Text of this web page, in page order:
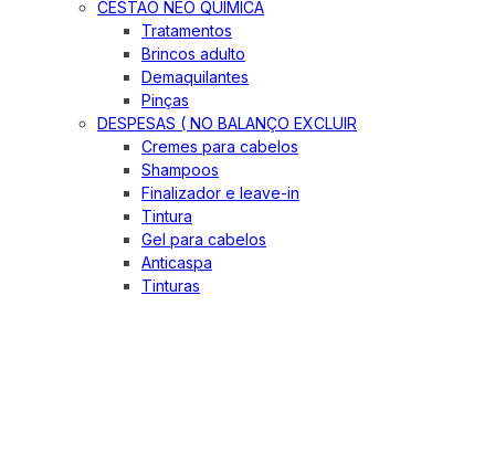
CESTÃO NEO QUIMICA
Tratamentos
Brincos adulto
Demaquilantes
Pinças
DESPESAS ( NO BALANÇO EXCLUIR
Cremes para cabelos
Shampoos
Finalizador e leave-in
Tintura
Gel para cabelos
Anticaspa
Tinturas